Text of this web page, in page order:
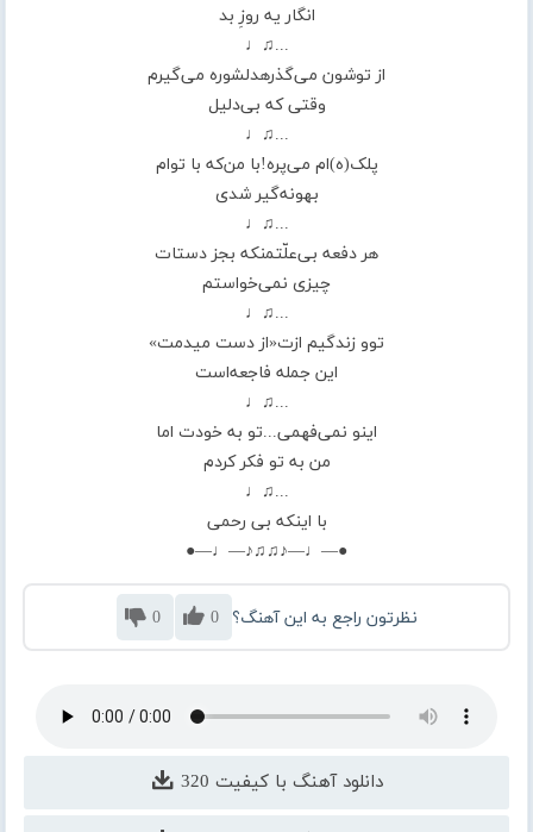
انگار یه روزِ بد
...♫♩
از توشون می‌گذرهدلشوره می‌گیرم
وقتی که بی‌دلیل
...♫♩
پلک‌(ه)ام می‌پره!با من‌که با توام
بهونه‌گیر شدی
...♫♩
هر دفعه بی‌علّتمنکه بجز دستات
چیزی نمی‌خواستم
...♫♩
توو زندگیم ازت«از دست میدمت»
این جمله فاجعه‌است
...♫♩
اینو نمی‌فهمی...تو به خودت اما
من به تو فکر کردم
...♫♩
با اینکه بی رحمی
●—♩—♪♫♫♪—♩—●
نظرتون راجع به این آهنگ؟ 0
0
دانلود آهنگ با کیفیت 320